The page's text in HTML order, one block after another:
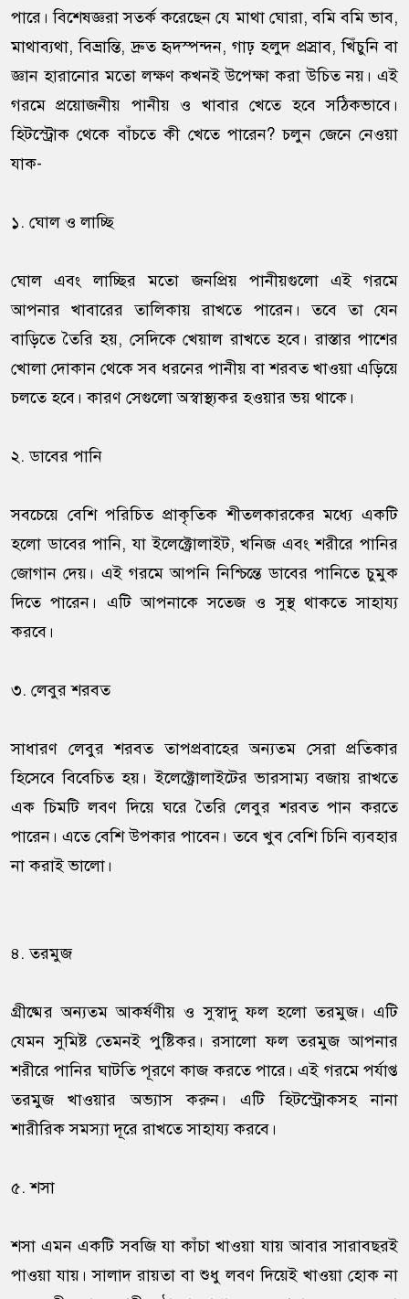
পারে। বিশেষজ্ঞরা সতর্ক করেছেন যে মাথা ঘোরা, বমি বমি ভাব,
মাথাব্যথা, বিভ্রান্তি, দ্রুত হৃদস্পন্দন, গাঢ় হলুদ প্রস্রাব, খিঁচুনি বা
জ্ঞান হারানোর মতো লক্ষণ কখনই উপেক্ষা করা উচিত নয়। এই
গরমে প্রয়োজনীয় পানীয় ও খাবার খেতে হবে সঠিকভাবে।
হিটস্ট্রোক থেকে বাঁচতে কী খেতে পারেন? চলুন জেনে নেওয়া
যাক-
১. ঘোল ও লাচ্ছি
ঘোল এবং লাচ্ছির মতো জনপ্রিয় পানীয়গুলো এই গরমে
আপনার খাবারের তালিকায় রাখতে পারেন। তবে তা যেন
বাড়িতে তৈরি হয়, সেদিকে খেয়াল রাখতে হবে। রাস্তার পাশের
খোলা দোকান থেকে সব ধরনের পানীয় বা শরবত খাওয়া এড়িয়ে
চলতে হবে। কারণ সেগুলো অস্বাস্থ্যকর হওয়ার ভয় থাকে।
২. ডাবের পানি
সবচেয়ে বেশি পরিচিত প্রাকৃতিক শীতলকারকের মধ্যে একটি
হলো ডাবের পানি, যা ইলেক্ট্রোলাইট, খনিজ এবং শরীরে পানির
জোগান দেয়। এই গরমে আপনি নিশ্চিন্তে ডাবের পানিতে চুমুক
দিতে পারেন। এটি আপনাকে সতেজ ও সুস্থ থাকতে সাহায্য
করবে।
৩. লেবুর শরবত
সাধারণ লেবুর শরবত তাপপ্রবাহের অন্যতম সেরা প্রতিকার
হিসেবে বিবেচিত হয়। ইলেক্ট্রোলাইটের ভারসাম্য বজায় রাখতে
এক চিমটি লবণ দিয়ে ঘরে তৈরি লেবুর শরবত পান করতে
পারেন। এতে বেশি উপকার পাবেন। তবে খুব বেশি চিনি ব্যবহার
না করাই ভালো।
৪. তরমুজ
গ্রীষ্মের অন্যতম আকর্ষণীয় ও সুস্বাদু ফল হলো তরমুজ। এটি
যেমন সুমিষ্ট তেমনই পুষ্টিকর। রসালো ফল তরমুজ আপনার
শরীরে পানির ঘাটতি পূরণে কাজ করতে পারে। এই গরমে পর্যাপ্ত
তরমুজ খাওয়ার অভ্যাস করুন। এটি হিটস্ট্রোকসহ নানা
শারীরিক সমস্যা দূরে রাখতে সাহায্য করবে।
৫. শসা
শসা এমন একটি সবজি যা কাঁচা খাওয়া যায় আবার সারাবছরই
পাওয়া যায়। সালাদ রায়তা বা শুধু লবণ দিয়েই খাওয়া হোক না